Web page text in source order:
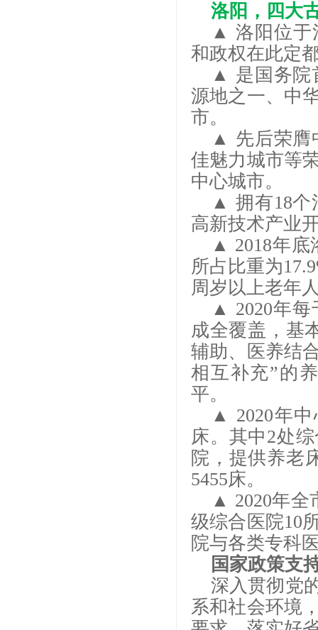
洛阳，四大
▲ 洛阳位于
和政权在此定
▲ 是国务院
源地之一、中
市。
▲ 先后荣膺
佳魅力城市等
中心城市。
▲ 拥有18个
高新技术产业
▲ 2018年底
所占比重为
周岁以上老年
▲ 2020年每
成全覆盖，基
辅助、医养结
相互补充”的
平。
▲ 2020年中
床。其中2处
院，提供养老
5455床。
▲ 2020年全
级综合医院10
院与各类专科
国家政策支
深入贯彻党
系和社会环境